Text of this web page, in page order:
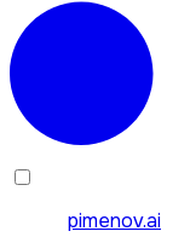
pimenov.ai